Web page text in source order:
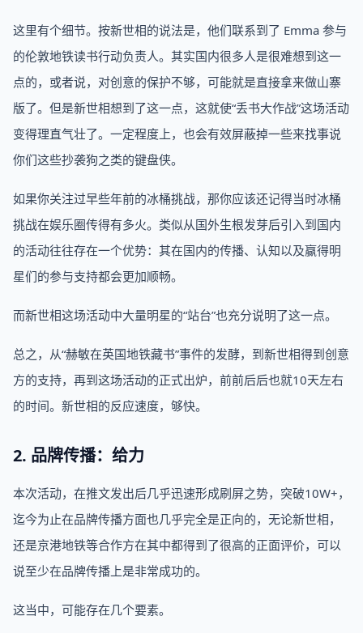
这里有个细节。按新世相的说法是，他们联系到了 Emma 参与
的伦敦地铁读书行动负责人。其实国内很多人是很难想到这一
点的，或者说，对创意的保护不够，可能就是直接拿来做山寨
版了。但是新世相想到了这一点，这就使“丢书大作战”这场活动
变得理直气壮了。一定程度上，也会有效屏蔽掉一些来找事说
你们这些抄袭狗之类的键盘侠。
如果你关注过早些年前的冰桶挑战，那你应该还记得当时冰桶
挑战在娱乐圈传得有多火。类似从国外生根发芽后引入到国内
的活动往往存在一个优势：其在国内的传播、认知以及赢得明
星们的参与支持都会更加顺畅。
而新世相这场活动中大量明星的“站台”也充分说明了这一点。
总之，从“赫敏在英国地铁藏书”事件的发酵，到新世相得到创意
方的支持，再到这场活动的正式出炉，前前后后也就10天左右
的时间。新世相的反应速度，够快。
2. 品牌传播：给力
本次活动，在推文发出后几乎迅速形成刷屏之势，突破10W+，
迄今为止在品牌传播方面也几乎完全是正向的，无论新世相，
还是京港地铁等合作方在其中都得到了很高的正面评价，可以
说至少在品牌传播上是非常成功的。
这当中，可能存在几个要素。